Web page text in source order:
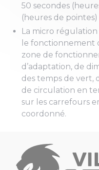
50 secondes
(heures de
La micro
le fonctionnement
zone de
d’adaptation, de
des temps de vert,
de circulation en
sur les carrefours
coordonné.